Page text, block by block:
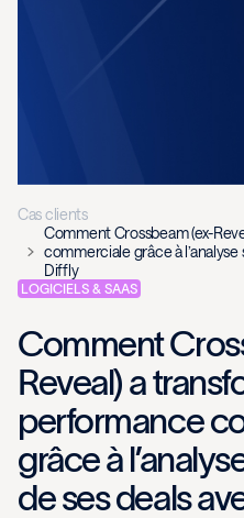
Cas clients
Comment Crossbeam (ex-
commerciale grâce à
Diffly
LOGICIELS & SAAS
Comment
Reveal) a
performance
grâce à
de ses deals